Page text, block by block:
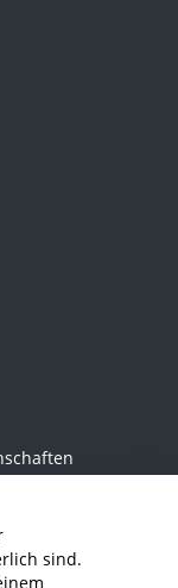
sind.